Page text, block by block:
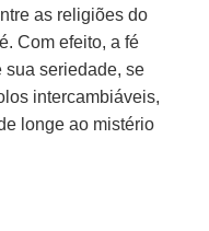
as religiões do
Com efeito, a fé
sua seriedade, se
intercambiáveis,
longe ao mistério